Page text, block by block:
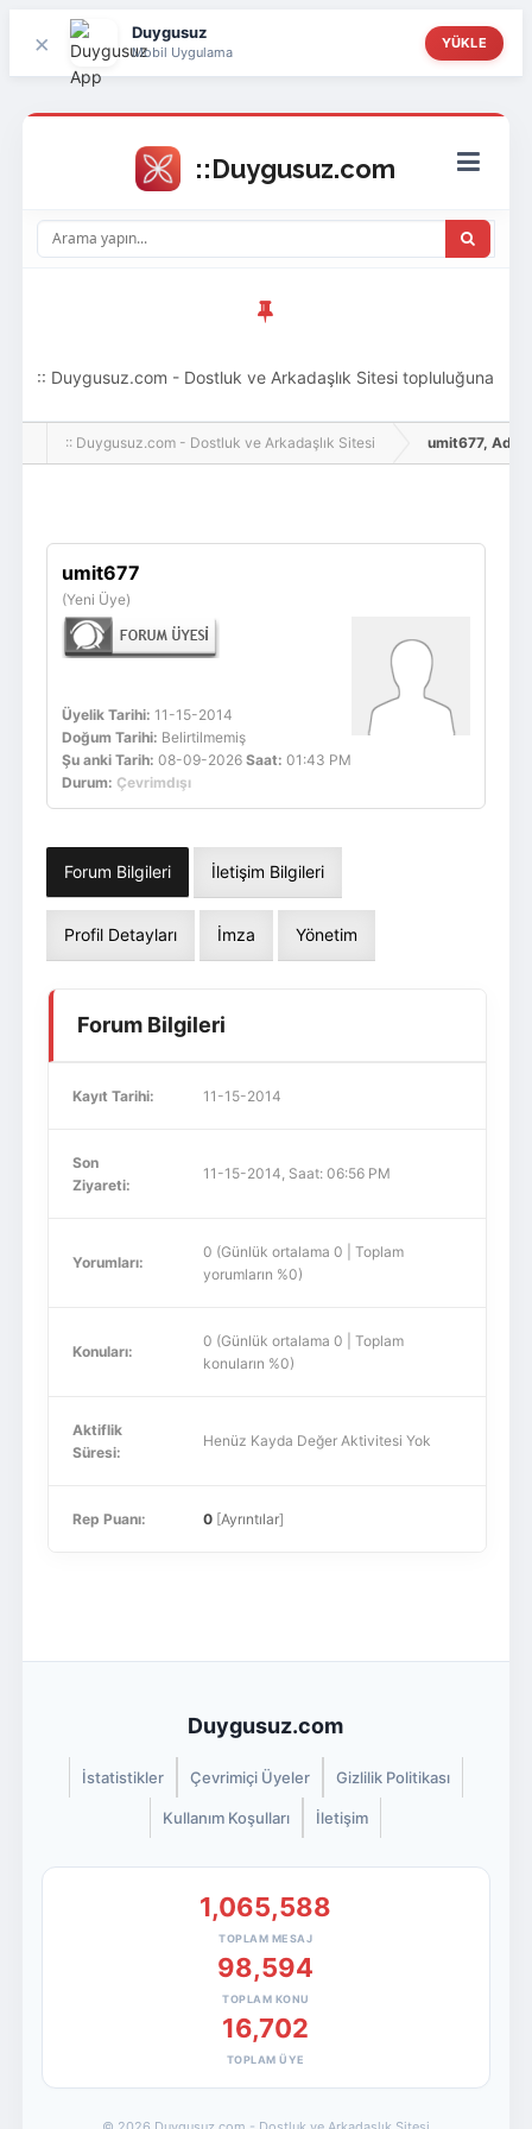
× Duygusuz
Mobil Uygulama
YÜKLE
:: Duygusuz.com - Dostluk ve Arkadaşlık Sitesi topluluğuna
hoş geldin ziyaretçi! Aramıza katılmak istersen kayıt
:: Duygusuz.com - Dostluk ve Arkadaşlık Sitesi umit677, Adlı
umit677
(Yeni Üye)
Üyelik Tarihi: 11-15-2014
Doğum Tarihi: Belirtilmemiş
Şu anki Tarih: 08-09-2026 Saat: 01:43 PM
Durum: Çevrimdışı
Forum Bilgileri İletişim Bilgileri
Profil Detayları İmza Yönetim
Forum Bilgileri
Kayıt Tarihi: 11-15-2014
Son
Ziyareti:
11-15-2014, Saat: 06:56 PM
Yorumları:
0 (Günlük ortalama 0 | Toplam
yorumların %0)
Konuları:
0 (Günlük ortalama 0 | Toplam
konuların %0)
Aktiflik
Süresi:
Henüz Kayda Değer Aktivitesi Yok
Rep Puanı: 0[Ayrıntılar]
Duygusuz.com
İstatistikler Çevrimiçi Üyeler Gizlilik Politikası
Kullanım Koşulları İletişim
1,065,588
TOPLAM MESAJ
98,594
TOPLAM KONU
16,702
TOPLAM ÜYE